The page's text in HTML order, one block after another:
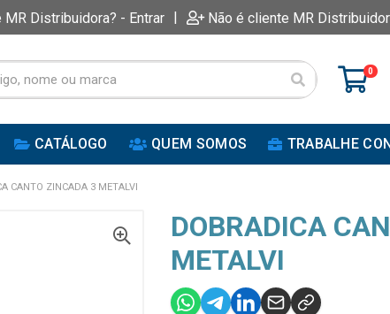
Distribuidora? - Entrar | Não é cliente MR
0
CATÁLOGO QUEM SOMOS TRABALHE
CANTO ZINCADA 3 METALVI
DOBRADICA
METALVI